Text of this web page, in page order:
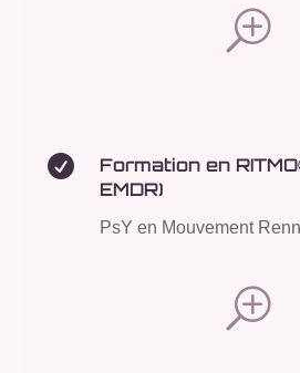
T

Formation en
EMDR)
PsY en Mouvement
T